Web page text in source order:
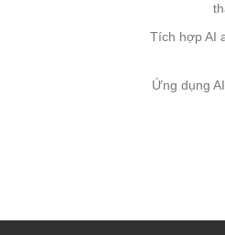
Tích hợp AI
Ứng dụng